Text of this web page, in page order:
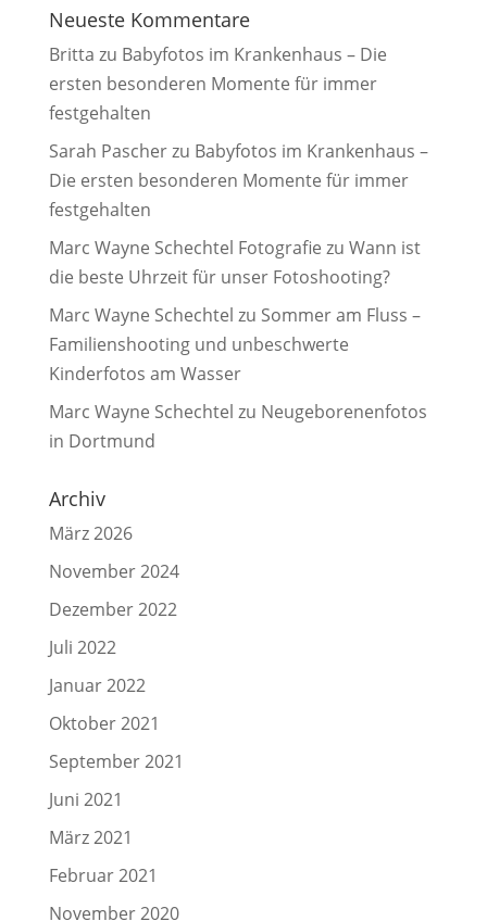
Neueste Kommentare
Britta zu Babyfotos im Krankenhaus – Die
ersten besonderen Momente für immer
festgehalten
Sarah Pascherzu Babyfotos im Krankenhaus –
Die ersten besonderen Momente für immer
festgehalten
Marc Wayne Schechtel Fotografie zu Wann ist
die beste Uhrzeit für unser Fotoshooting?
Marc Wayne Schechtel zu Sommer am Fluss –
Familienshooting und unbeschwerte
Kinderfotos am Wasser
Marc Wayne Schechtel zu Neugeborenenfotos
in Dortmund
Archiv
März 2026
November 2024
Dezember 2022
Juli 2022
Januar 2022
Oktober 2021
September 2021
Juni 2021
März 2021
Februar 2021
November 2020